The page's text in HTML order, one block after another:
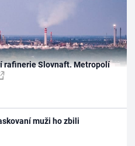
rafinerie Slovnaft. Metropolí
muži ho zbili